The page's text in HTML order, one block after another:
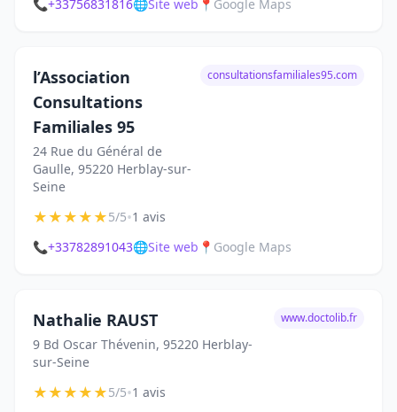
📞+33756831816🌐Site web 📍 Google Maps
l’Association
Consultations
Familiales 95
24 Rue du Général de
Gaulle, 95220 Herblay-sur-
Seine
consultationsfamiliales95.com
★★★★★5/5•1 avis
📞+33782891043🌐Site web 📍 Google Maps
Nathalie RAUST
9 Bd Oscar Thévenin, 95220 Herblay-
sur-Seine
www.doctolib.fr
★★★★★5/5•1 avis